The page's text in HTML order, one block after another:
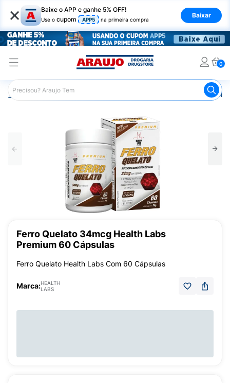
× Baixe o APP e ganhe 5% OFF!
Use o cupom APP5 na primeira compra
Baixar
0
Araujo Saúde e Bem Estar
Ferro Quelato 34mcg Health Labs
Premium 60 Cápsulas
Ferro Quelato Health Labs Com 60 Cápsulas
Marca:HEALTH
LABS